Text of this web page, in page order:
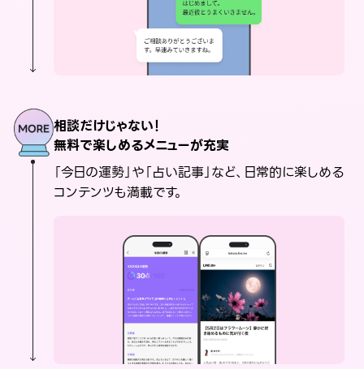
相談だけじゃない！
無料で楽しめるメニューが充実
「今日の運勢」や「占い記事」など、日常的に楽しめる
コンテンツも満載です。